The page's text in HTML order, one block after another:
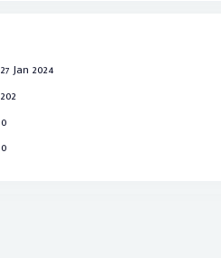
27 Jan 2024
202
0
0